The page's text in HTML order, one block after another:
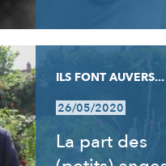
ILS FONT AUVERS...
26/05/2020
La part des